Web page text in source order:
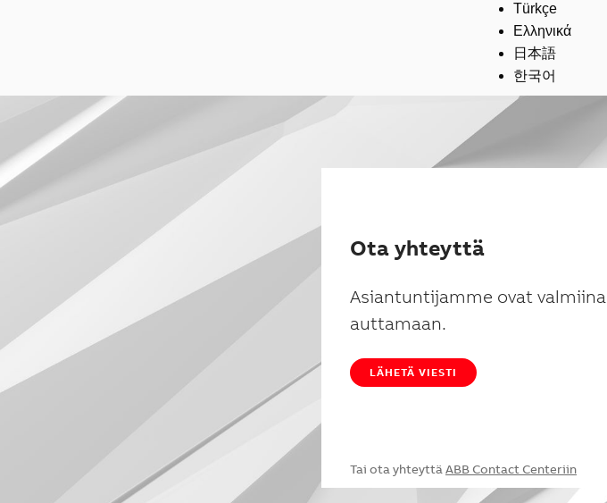
Türkçe
Ελληνικά
日本語
한국어
Ota yhteyttä
Asiantuntijamme ovat valmiina
auttamaan.
LÄHETÄ VIESTI
Tai ota yhteyttäABB Contact Centeriin